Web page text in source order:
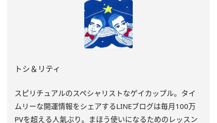
トシ＆リティ
スピリチュアルのスペシャリストなゲイカップル。タイ
ムリーな開運情報をシェアするLINEブログは毎月100万
PVを超える人氣ぶり。まほう使いになるためのレッスン